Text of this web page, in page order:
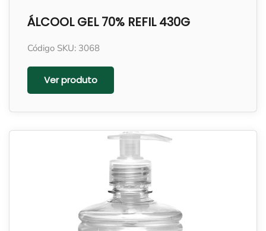
ÁLCOOL GEL 70% REFIL 430G
Código SKU: 3068
Ver produto